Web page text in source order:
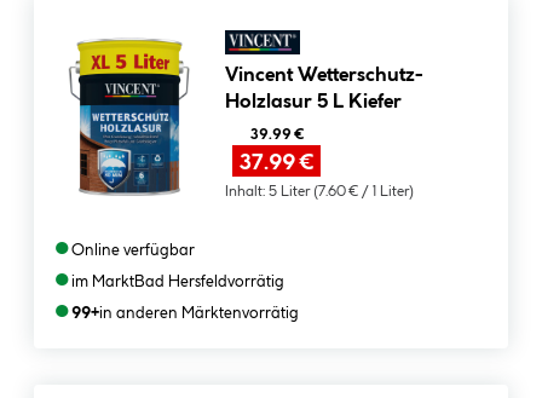
Vincent Wetterschutz-
Holzlasur 5 L Kiefer
39.99 €
37.99 €
Inhalt: 5 Liter (7.60 € / 1 Liter)
●Online verfügbar
●im MarktBad Hersfeldvorrätig
●99+in anderen Märktenvorrätig